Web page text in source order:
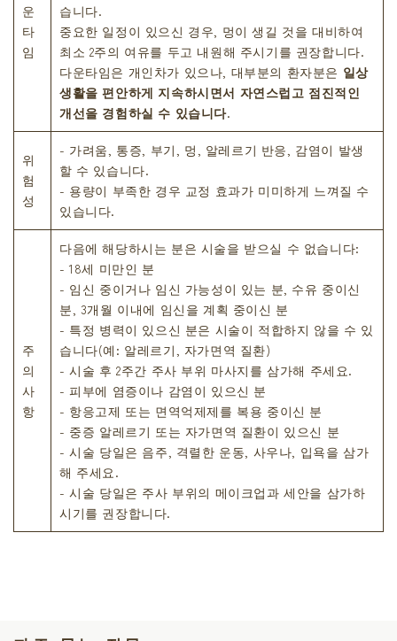
운
타
임
습니다.
중요한 일정이 있으신 경우, 멍이 생길 것을 대비하여
최소 2주의 여유를 두고 내원해 주시기를 권장합니다.
다운타임은 개인차가 있으나, 대부분의 환자분은 일상
생활을 편안하게 지속하시면서 자연스럽고 점진적인
개선을 경험하실 수 있습니다.
위
험
성
- 가려움, 통증, 부기, 멍, 알레르기 반응, 감염이 발생
할 수 있습니다.
- 용량이 부족한 경우 교정 효과가 미미하게 느껴질 수
있습니다.
주
의
사
항
다음에 해당하시는 분은 시술을 받으실 수 없습니다:
- 18세 미만인 분
- 임신 중이거나 임신 가능성이 있는 분, 수유 중이신
분, 3개월 이내에 임신을 계획 중이신 분
- 특정 병력이 있으신 분은 시술이 적합하지 않을 수 있
습니다(예: 알레르기, 자가면역 질환)
- 시술 후 2주간 주사 부위 마사지를 삼가해 주세요.
- 피부에 염증이나 감염이 있으신 분
- 항응고제 또는 면역억제제를 복용 중이신 분
- 중증 알레르기 또는 자가면역 질환이 있으신 분
- 시술 당일은 음주, 격렬한 운동, 사우나, 입욕을 삼가
해 주세요.
- 시술 당일은 주사 부위의 메이크업과 세안을 삼가하
시기를 권장합니다.